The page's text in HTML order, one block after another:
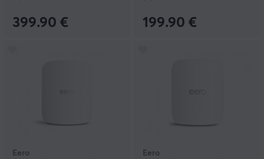
399.90 € 199.90 €
Eero Eero